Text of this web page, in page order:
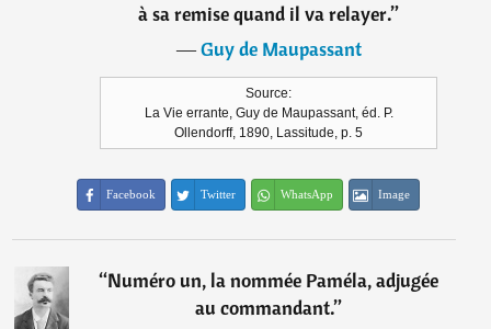
à sa remise quand il va relayer.”
―Guy de Maupassant
Source:
La Vie errante, Guy de Maupassant, éd. P.
Ollendorff, 1890, Lassitude, p. 5
Facebook Twitter WhatsApp Image
“Numéro un, la nommée Paméla, adjugée
au commandant.”